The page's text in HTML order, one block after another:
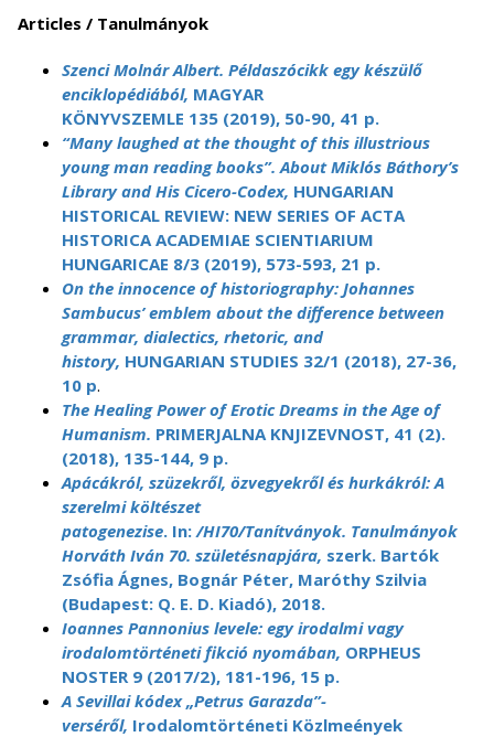
Articles / Tanulmányok
Szenci Molnár Albert. Példaszócikk egy készülő
enciklopédiából, MAGYAR
KÖNYVSZEMLE 135 (2019), 50-90, 41 p.
“Many laughed at the thought of this illustrious
young man reading books”. About Miklós Báthory’s
Library and His Cicero-Codex, HUNGARIAN
HISTORICAL REVIEW: NEW SERIES OF ACTA
HISTORICA ACADEMIAE SCIENTIARIUM
HUNGARICAE 8/3 (2019), 573-593, 21 p.
On the innocence of historiography: Johannes
Sambucus’ emblem about the difference between
grammar, dialectics, rhetoric, and
history, HUNGARIAN STUDIES 32/1 (2018), 27-36,
10 p.
The Healing Power of Erotic Dreams in the Age of
Humanism. PRIMERJALNA KNJIZEVNOST, 41 (2).
(2018), 135-144, 9 p.
Apácákról, szüzekről, özvegyekről és hurkákról: A
szerelmi költészet
patogenezise. In:/HI70/Tanítványok. Tanulmányok
Horváth Iván 70. születésnapjára, szerk. Bartók
Zsófia Ágnes, Bognár Péter, Maróthy Szilvia
(Budapest: Q. E. D. Kiadó), 2018.
Ioannes Pannonius levele: egy irodalmi vagy
irodalomtörténeti fikció nyomában, ORPHEUS
NOSTER 9 (2017/2), 181-196, 15 p.
A Sevillai kódex „Petrus Garazda”-
verséről, Irodalomtörténeti Közlmeények